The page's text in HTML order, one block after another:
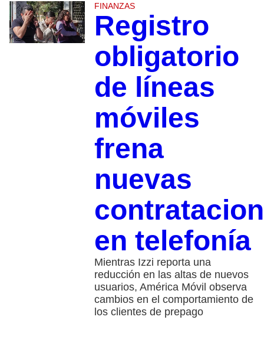
FINANZAS
Registro
obligatorio
de líneas
móviles
frena
nuevas
en telefonía
Mientras Izzi reporta una
reducción en las altas de nuevos
usuarios, América Móvil observa
cambios en el comportamiento de
los clientes de prepago